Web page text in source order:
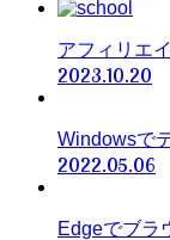
アフィリエ
2023.10.20
Windowsで
2022.05.06
Edgeでブラ